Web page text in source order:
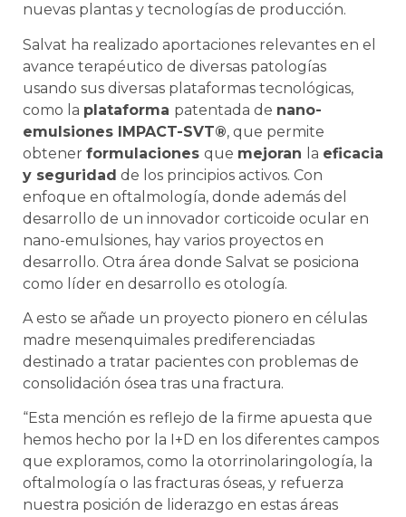
nuevas plantas y tecnologías de producción.
Salvat ha realizado aportaciones relevantes en el
avance terapéutico de diversas patologías
usando sus diversas plataformas tecnológicas,
como la plataforma patentada de nano-
emulsiones IMPACT-SVT®, que permite
obtener formulaciones que mejoran la eficacia
y seguridad de los principios activos. Con
enfoque en oftalmología, donde además del
desarrollo de un innovador corticoide ocular en
nano-emulsiones, hay varios proyectos en
desarrollo. Otra área donde Salvat se posiciona
como líder en desarrollo es otología.
A esto se añade un proyecto pionero en células
madre mesenquimales prediferenciadas
destinado a tratar pacientes con problemas de
consolidación ósea tras una fractura.
“Esta mención es reflejo de la firme apuesta que
hemos hecho por la I+D en los diferentes campos
que exploramos, como la otorrinolaringología, la
oftalmología o las fracturas óseas, y refuerza
nuestra posición de liderazgo en estas áreas